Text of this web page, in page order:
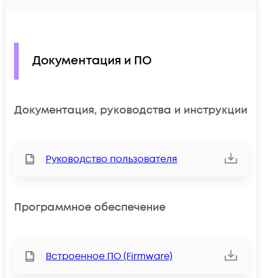
Документация и ПО
Документация, руководства и инструкции
Руководство пользователя
Программное обеспечение
Встроенное ПО (Firmware)